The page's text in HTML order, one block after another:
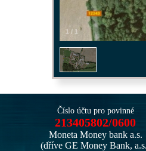
1 / 1
Číslo účtu pro povinné
213405802/0600
Moneta Money bank a.s.
(dříve GE Money Bank,